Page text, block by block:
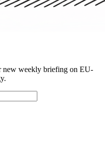
new weekly briefing on EU-